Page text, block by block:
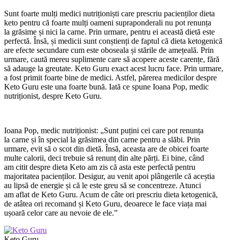
Sunt foarte mulți medici nutriționiști care prescriu pacienților dieta
keto pentru că foarte mulți oameni supraponderali nu pot renunța
la grăsime și nici la carne. Prin urmare, pentru ei această dietă este
perfectă. Însă, și medicii sunt conștienți de faptul că dieta ketogenică
are efecte secundare cum este oboseala și stările de amețeală. Prin
urmare, caută mereu suplimente care să acopere aceste carențe, fără
să adauge la greutate. Keto Guru exact acest lucru face. Prin urmare,
a fost primit foarte bine de medici. Astfel, părerea medicilor despre
Keto Guru este una foarte bună. Iată ce spune Ioana Pop, medic
nutriționist, despre Keto Guru.
Ioana Pop, medic nutriționist: „Sunt puțini cei care pot renunța
la carne și în special la grăsimea din carne pentru a slăbi. Prin
urmare, evit să o scot din dietă. Însă, aceasta are de obicei foarte
multe calorii, deci trebuie să renunț din alte părți. Ei bine, când
am citit despre dieta Keto am zis că asta este perfectă pentru
majoritatea pacienților. Desigur, au venit apoi plângerile că aceștia
au lipsă de energie și că le este greu să se concentreze. Atunci
am aflat de Keto Guru. Acum de câte ori prescriu dieta ketogenică,
de atâtea ori recomand și Keto Guru, deoarece le face viața mai
ușoară celor care au nevoie de ele.”